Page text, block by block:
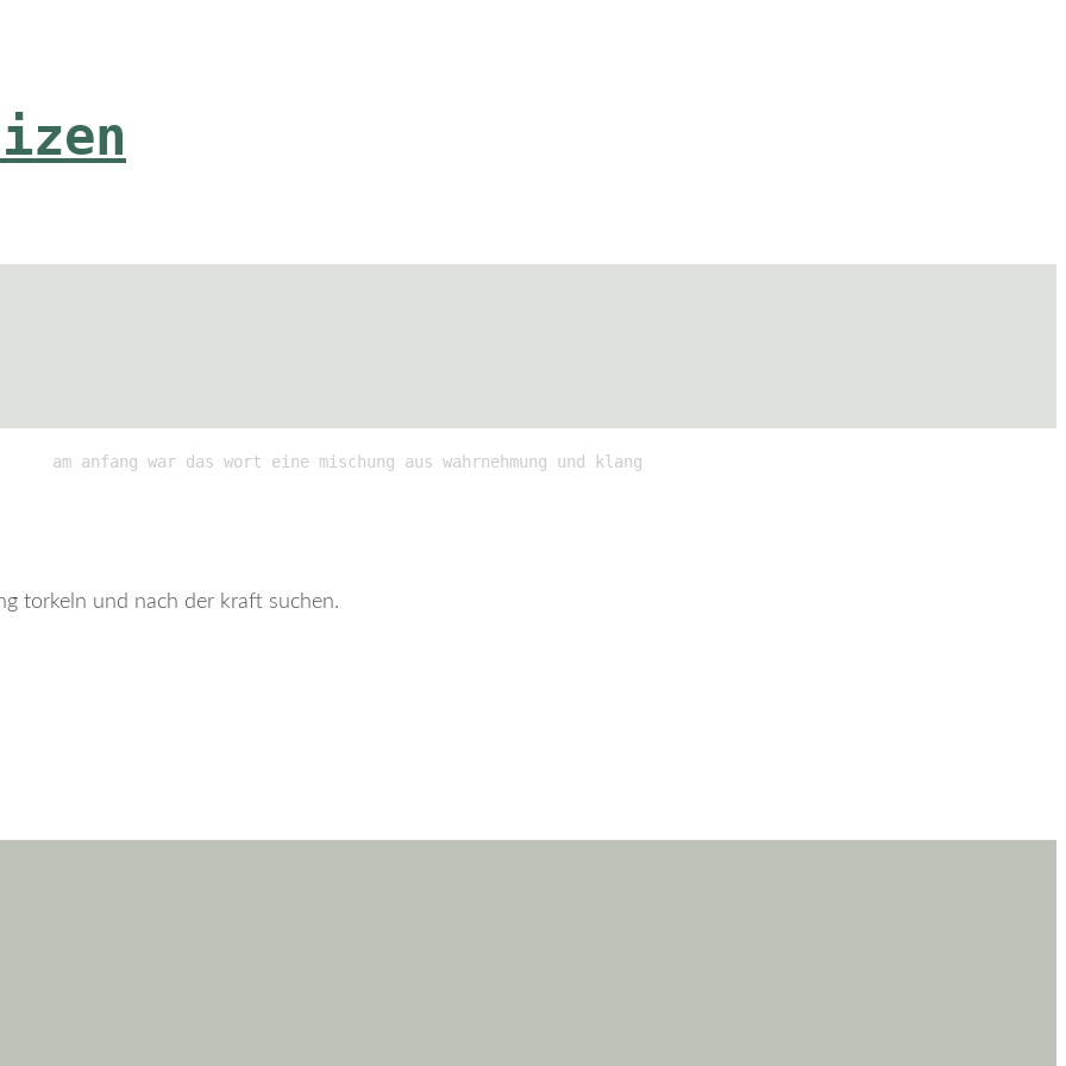
am anfang war das wort eine mischung aus wahrnehmung und klang
torkeln und nach der kraft suchen.